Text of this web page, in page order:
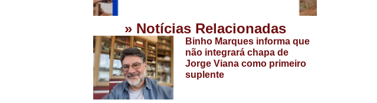
» Notícias Relacionadas
Binho Marques informa que
não integrará chapa de
Jorge Viana como primeiro
suplente